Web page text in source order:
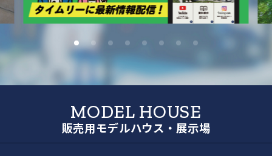
MODEL HOUSE
販売用モデルハウス・展示場